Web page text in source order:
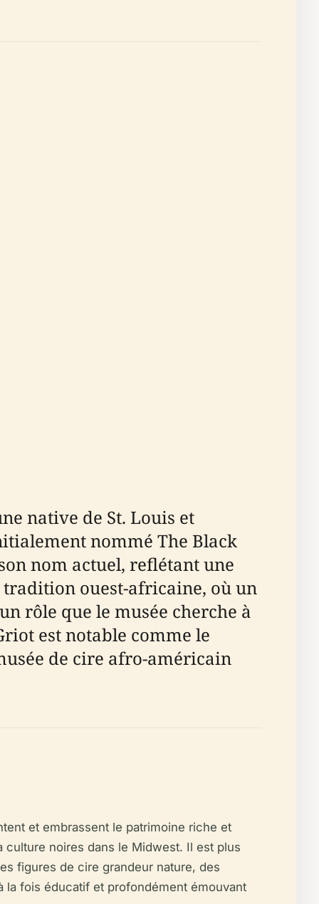
native de St. Louis et
nommé The Black
nom actuel, reflétant une
ouest-africaine, où un
rôle que le musée cherche à
est notable comme le
de cire afro-américain
et embrassent le patrimoine riche et
noires dans le Midwest. Il est plus
figures de cire grandeur nature, des
la fois éducatif et profondément émouvant